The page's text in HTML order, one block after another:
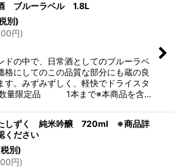
ブルーラベル 1.8L
別)
円)
ドの中で、日常酒としてのブルーラベ
格にしてのこの品質な部分にも蔵の良
す。みずみずしく、軽快でドライスタ
量限定品 1本まで※本商品を含…
しずく 純米吟醸 720ml ※商品詳
ください
別)
円)